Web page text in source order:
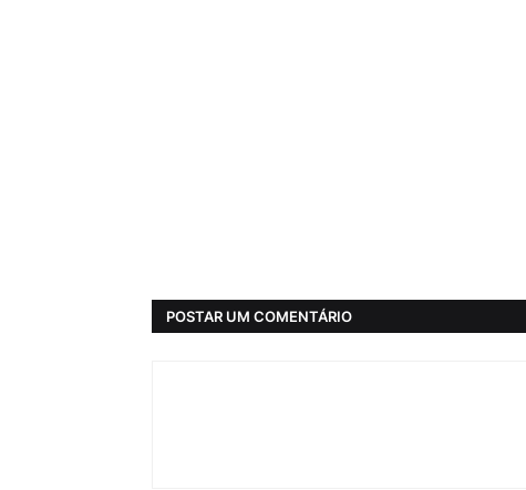
POSTAR UM COMENTÁRIO